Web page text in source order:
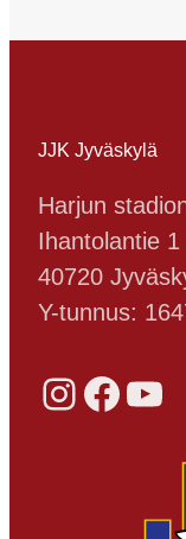
JJK Jyväskylä
Harjun
Ihantolantie 1
40720
Y-tunnus:
Instagram Facebook YouTube